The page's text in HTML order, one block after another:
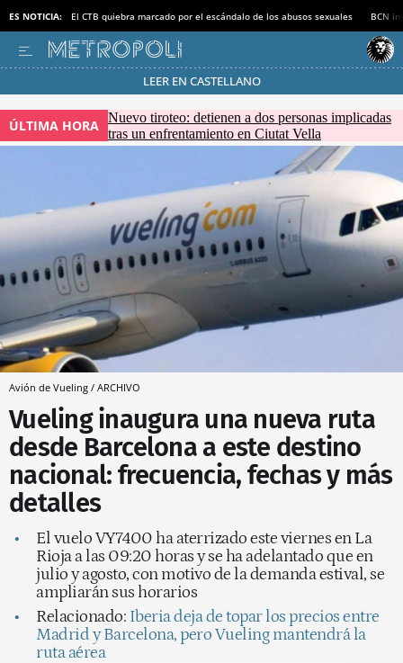
ES NOTICIA: El CTB quiebra marcado por el escándalo de los abusos sexuales BCN
LEER EN CASTELLANO
Pásate al MODO AHORRO
ÚLTIMA HORA Nuevo tiroteo: detienen a dos personas implicadas
tras un enfrentamiento en Ciutat Vella
Avión de Vueling / ARCHIVO
Vueling inaugura una nueva ruta
desde Barcelona a este destino
nacional: frecuencia, fechas y más
detalles
El vuelo VY7400 ha aterrizado este viernes en La
Rioja a las 09:20 horas y se ha adelantado que en
julio y agosto, con motivo de la demanda estival, se
ampliarán sus horarios
Relacionado: Iberia deja de topar los precios entre
Madrid y Barcelona, pero Vueling mantendrá la
ruta aérea